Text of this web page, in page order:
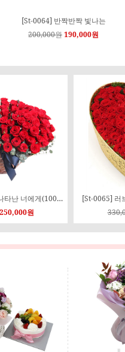
[Sd-00581] 축하4단화환
160,000원140,000원
[Sa-0318] 마법처럼 나타난 너에게(100송이)
250,000원
[St-0065] 러